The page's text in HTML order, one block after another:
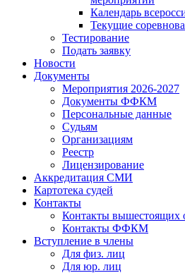
Календарь
Текущие
Тестирование
Подать заявку
Новости
Документы
Мероприятия 2026-2027
Документы ФФКМ
Персональные данные
Судьям
Организациям
Реестр
Лицензирование
Аккредитация СМИ
Картотека судей
Контакты
Контакты вышестоящих
Контакты ФФКМ
Вступление в члены
Для физ. лиц
Для юр. лиц